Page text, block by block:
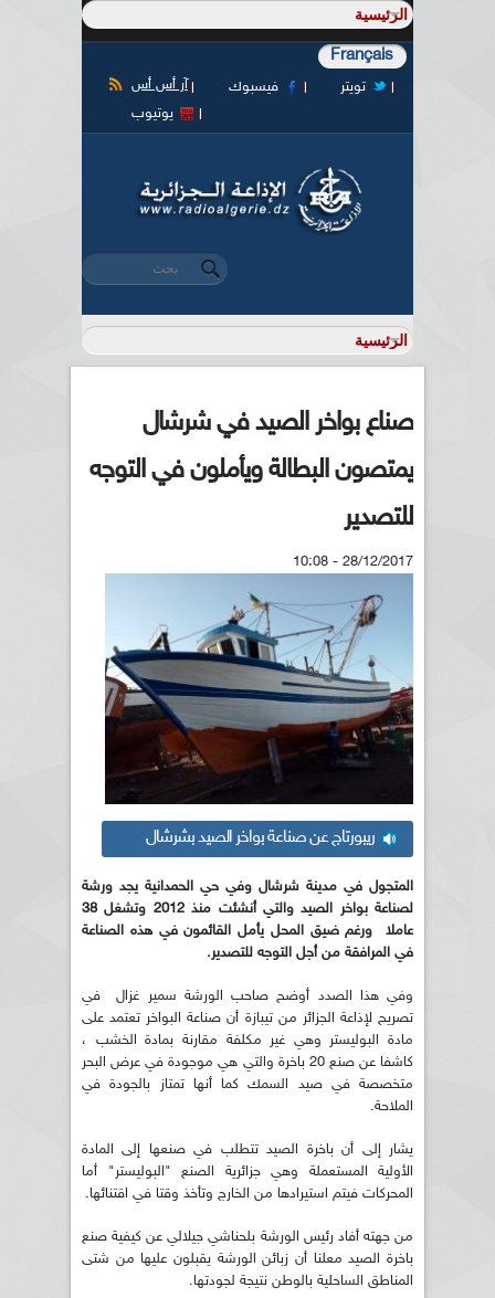
Français
آر أس أس فيسبوك
تويتر
يوتيوب
استمارة البحث
‏بحث ‏
صناع بواخر الصيد في شرشال
يمتصون البطالة ويأملون في التوجه
للتصدير
28/12/2017 - 10:08
ريبورتاج عن صناعة بواخر الصيد بشرشال
المتجول في مدينة شرشال وفي حي الحمدانية يجد ورشة
لصناعة بواخر الصيد والتي أنشئت منذ 2012 وتشغل 38
عاملا ورغم ضيق المحل يأمل القائمون في هذه الصناعة
في المرافقة من أجل التوجه للتصدير.
وفي هذا الصدد أوضح صاحب الورشة سمير غزال في
تصريح لإذاعة الجزائر من تيبازة أن صناعة البواخر تعتمد على
مادة البوليستر وهي غير مكلفة مقارنة بمادة الخشب ،
كاشفا عن صنع 20 باخرة والتي هي موجودة في عرض البحر
متخصصة في صيد السمك كما أنها تمتاز بالجودة في
الملاحة.
يشار إلى أن باخرة الصيد تتطلب في صنعها إلى المادة
الأولية المستعملة وهي جزائرية الصنع "البوليستر" أما
المحركات فيتم استيرادها من الخارج وتأخذ وقتا في اقتنائها.
من جهته أفاد رئيس الورشة بلحناشي جيلالي عن كيفية صنع
باخرة الصيد معلنا أن زبائن الورشة يقبلون عليها من شتى
المناطق الساحلية بالوطن نتيجة لجودتها.